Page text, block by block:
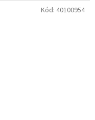
Kód: 40100954